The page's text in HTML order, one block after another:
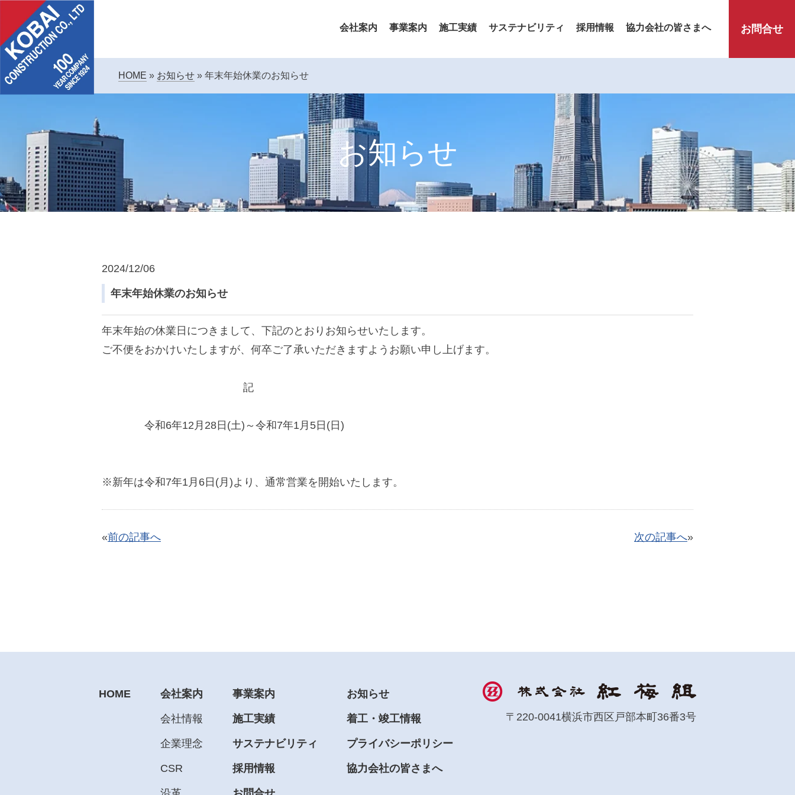
会社案内 事業案内 施工実績 サステナビリティ 採用情報 協力会社の皆さまへ お問合せ
HOME » お知らせ » 年末年始休業のお知らせ
お知らせ
2024/12/06
年末年始休業のお知らせ
年末年始の休業日につきまして、下記のとおりお知らせいたします。
ご不便をおかけいたしますが、何卒ご了承いただきますようお願い申し上げます。
記
令和6年12月28日(土)～令和7年1月5日(日)
※新年は令和7年1月6日(月)より、通常営業を開始いたします。
«前の記事へ 次の記事へ»
HOME 会社案内
会社情報
企業理念
CSR
事業案内
施工実績
サステナビリティ
採用情報
お知らせ
着工・竣工情報
プライバシーポリシー
協力会社の皆さまへ
〒220-0041横浜市西区戸部本町36番3号